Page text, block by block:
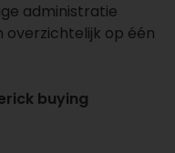
administratie
overzichtelijk op één
buying